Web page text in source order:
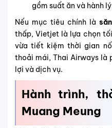
gồm suất ăn và hành
Nếu mục tiêu chính là
thấp, Vietjet là lựa chọn
vừa tiết kiệm thời gian
thoải mái, Thai Airways là
lợi và dịch vụ.
Hành trình,
Muang Meung